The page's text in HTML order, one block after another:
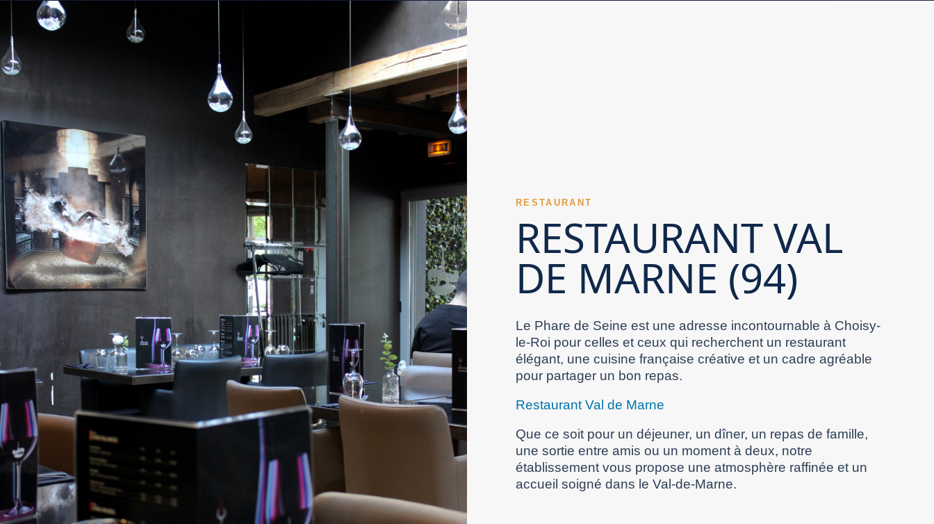
Explorer un Restaurant Val de Marne attractif permet de combiner saveurs, service et confort. Un Restaurant Val de Marne attire autant les
familles que les professionnels en déplacement. L’environnement d’un Restaurant Val de Marne contribue au bien-être des clients. Un menu
complet permet à un Restaurant Val de Marne de toucher un public plus large. Un Restaurant Val de Marne performant mise souvent sur la
fraîcheur des matières premières. La réactivité du personnel aide un Restaurant Val de Marne à fidéliser sa clientèle. L’accessibilité d’un
Restaurant Val de Marne participe au confort global de la sortie. Pour un déjeuner rapide, un Restaurant Val de Marne efficace est
particulièrement recherché. Pour un repas en soirée, un Restaurant Val de Marne à l’atmosphère travaillée reste un excellent choix. Un
Restaurant Val de Marne constitue parfois un excellent lieu pour échanger autour d’un repas. Le bon équilibre entre tarif et prestation compte
beaucoup pour un Restaurant Val de Marne. Des plats typiques permettent à un Restaurant Val de Marne de marquer les esprits. Un Restaurant
Val de Marne gagne la confiance des clients grâce à une qualité suivie. Les commentaires en ligne apportent des repères avant de tester un
Restaurant Val de Marne. Un Restaurant Val de Marne peut séduire avec un style culinaire classique ou créatif. Réserver tôt un Restaurant Val
de Marne aide à obtenir le créneau souhaité. Pour une sortie avec enfants, un Restaurant Val de Marne bien pensé est précieux. Le charme
d’un Restaurant Val de Marne participe à la réussite d’un dîner romantique. Des plats soignés valorisent immédiatement un Restaurant Val de
Marne. Le soin apporté à l’hygiène constitue un fondement de la crédibilité d’un Restaurant Val de Marne. Sélectionner un Restaurant Val de
Marne demande de regarder l’ensemble de l’expérience.
Un Restaurant Val de Marne peut attirer l’attention grâce à la qualité de son offre. L’univers d’un Restaurant Val de Marne se découvre dès les
premières minutes. Un personnel accueillant constitue un avantage notable pour un Restaurant Val de Marne. Un Restaurant Val de Marne
convaincant veille à l’exécution de chaque plat. Les entrées permettent à un Restaurant Val de Marne de montrer son niveau. Un Restaurant Val
de Marne convainc durablement grâce à la qualité de ses plats principaux. Un dessert réussi renforce l’image positive d’un Restaurant Val de
Marne. Un Restaurant Val de Marne bénéficiant de bons retours suscite l’intérêt de nouveaux clients. La diversité des boissons complète
efficacement l’offre d’un Restaurant Val de Marne. Un Restaurant Val de Marne peut être choisi pour un projet précis ou une envie du moment.
Un mobilier agréable ajoute du bien-être dans un Restaurant Val de Marne. Un coin terrasse peut différencier efficacement un Restaurant Val de
Marne. Une bonne cadence améliore nettement l’expérience dans un Restaurant Val de Marne. Un Restaurant Val de Marne inspire confiance
lorsqu’il garde une identité claire. Un Restaurant Val de Marne peut être apprécié pour l’abondance maîtrisée de ses plats. Un Restaurant Val de
Marne peut séduire par son élégance culinaire. Un lien fort avec les habitants peut soutenir le développement d’un Restaurant Val de Marne. Un
Restaurant Val de Marne gagne à soigner son image sur le web. Les repas d’anniversaire trouvent souvent leur place dans un Restaurant Val de
Marne. Le bon Restaurant Val de Marne est souvent celui qui répond à la sortie imaginée.
Un Restaurant Val de Marne peut répondre à des envies culinaires très variées. L’expérience d’un Restaurant Val de Marne se joue aussi dans la
qualité de la salle. La bonne tenue d’un Restaurant Val de Marne rassure dès le premier regard. La cuisine proposée par un Restaurant Val de
Marne peut refléter un vrai savoir-faire. Un Restaurant Val de Marne peut devenir inoubliable grâce à l’ensemble de son ambiance. La tranquillité
relative d’un Restaurant Val de Marne améliore les échanges à table. Un Restaurant Val de Marne avec des horaires adaptés attire plus
facilement différents publics. La clarté de l’offre contribue à la réussite d’un Restaurant Val de Marne. Une montée en gamme peut distinguer un
Restaurant Val de Marne sur son marché. Une décoration cohérente soutient l’expérience offerte par un Restaurant Val de Marne. Un Restaurant
Val de Marne solide conserve sa qualité malgré la fréquentation. Le sourire reste un détail simple mais puissant dans un Restaurant Val de
Marne. Un menu clair constitue un avantage pratique pour un Restaurant Val de Marne. Un Restaurant Val de Marne crédible tient ses
promesses autant que possible. La fiabilité d’un Restaurant Val de Marne favorise naturellement les recommandations. Un Restaurant Val de
Marne gagne en valeur grâce à la complémentarité de ses points forts. Un Restaurant Val de Marne bien ciblé augmente les chances de vivre
une belle expérience. Dans le Val-de-Marne, l’expérience idéale commence souvent par un bon choix. Un Restaurant Val de Marne convaincant
se reconnaît à l’expérience globale vécue.
RESTAURANT
RESTAURANT VAL
DE MARNE (94)
Le Phare de Seine est une adresse incontournable à Choisy-
le-Roi pour celles et ceux qui recherchent un restaurant
élégant, une cuisine française créative et un cadre agréable
pour partager un bon repas.
Restaurant Val de Marne
Que ce soit pour un déjeuner, un dîner, un repas de famille,
une sortie entre amis ou un moment à deux, notre
établissement vous propose une atmosphère raffinée et un
accueil soigné dans le Val-de-Marne.